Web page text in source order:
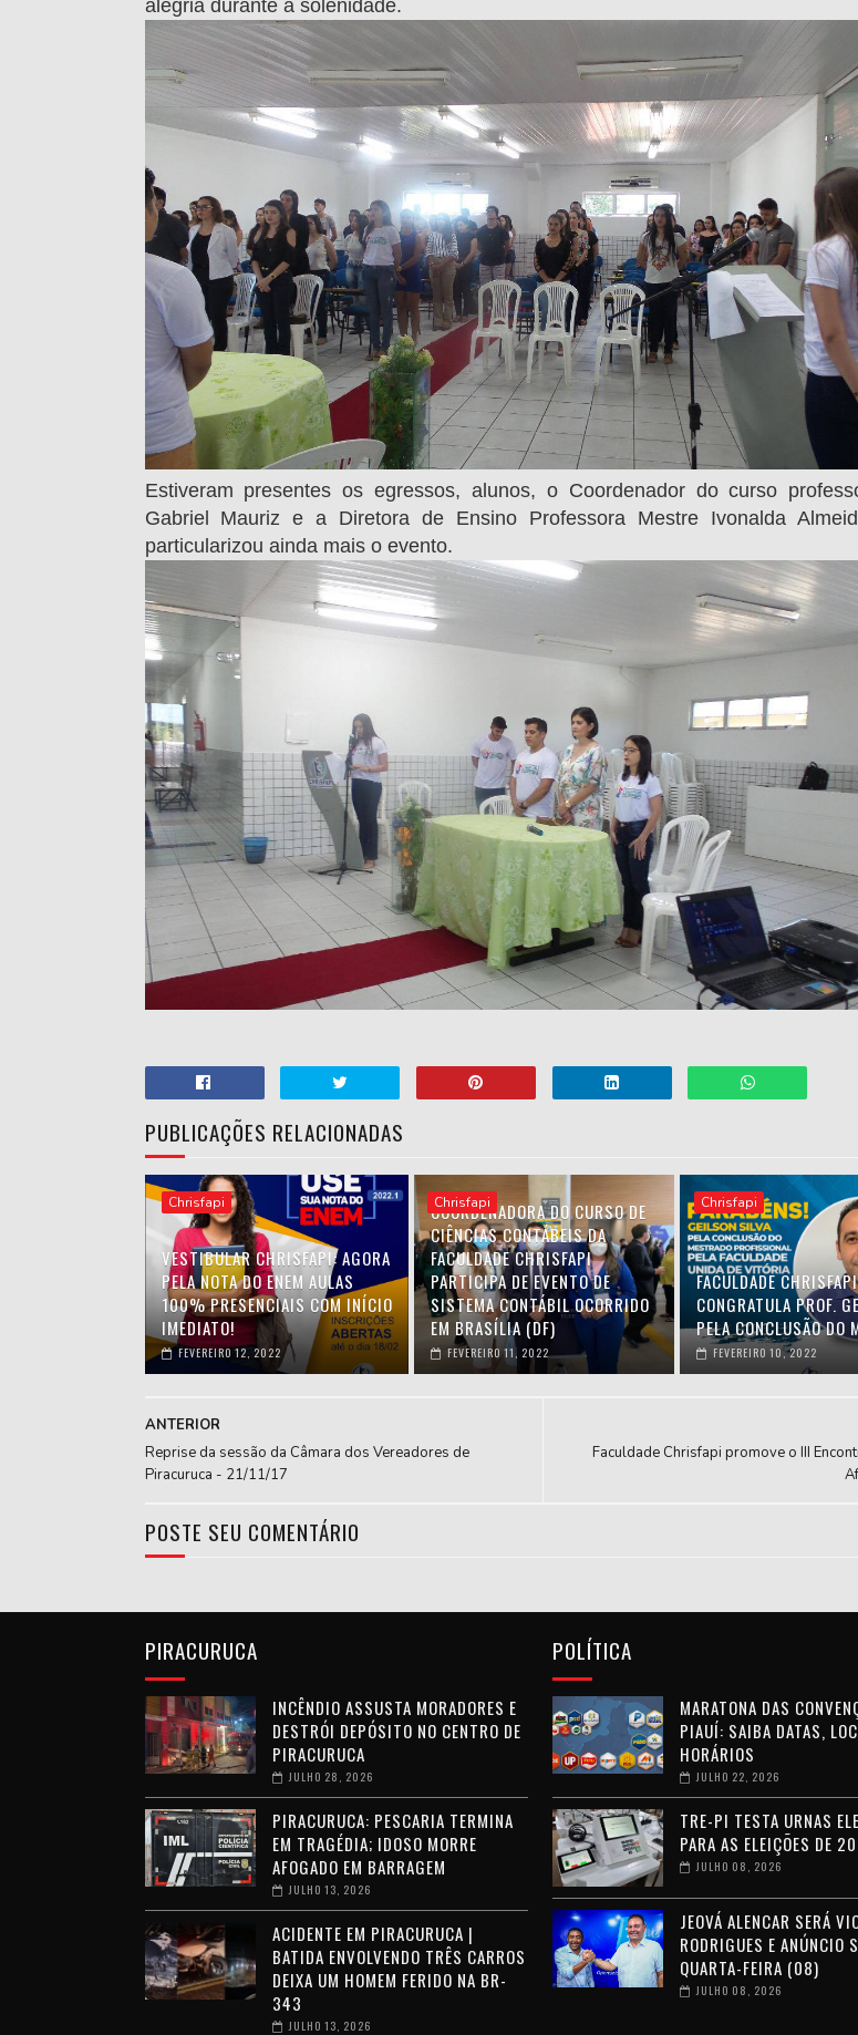
alegria durante a solenidade.
Estiveram presentes os egressos, alunos, o Coordenador do curso
Gabriel Mauriz e a Diretora de Ensino Professora Mestre Ivonalda
particularizou ainda mais o evento.
PUBLICAÇÕES RELACIONADAS
Chrisfapi
VESTIBULAR CHRISFAPI: AGORA
PELA NOTA DO ENEM AULAS
100% PRESENCIAIS COM INÍCIO
IMEDIATO!
FEVEREIRO 12, 2022
Chrisfapi
COORDENADORA DO CURSO DE
CIÊNCIAS CONTÁBEIS DA
FACULDADE CHRISFAPI
PARTICIPA DE EVENTO DE
SISTEMA CONTÁBIL OCORRIDO
EM BRASÍLIA (DF)
FEVEREIRO 11, 2022
Chrisfapi
FACULDADE CHRISFAPI
CONGRATULA PROF.
PELA CONCLUSÃO DO
FEVEREIRO 10, 2022
Faculdade Chrisfapi promove o III
ANTERIOR
Reprise da sessão da Câmara dos Vereadores de
Piracuruca - 21/11/17
POSTE SEU COMENTÁRIO
PIRACURUCA
INCÊNDIO ASSUSTA MORADORES E
DESTRÓI DEPÓSITO NO CENTRO DE
PIRACURUCA
JULHO 28, 2026
PIRACURUCA: PESCARIA TERMINA
EM TRAGÉDIA; IDOSO MORRE
AFOGADO EM BARRAGEM
JULHO 13, 2026
ACIDENTE EM PIRACURUCA |
BATIDA ENVOLVENDO TRÊS CARROS
DEIXA UM HOMEM FERIDO NA BR-
343
JULHO 13, 2026
POLÍTICA
MARATONA DAS
PIAUÍ: SAIBA DATAS,
HORÁRIOS
JULHO 22, 2026
TRE-PI TESTA URNAS
PARA AS ELEIÇÕES DE
JULHO 08, 2026
JEOVÁ ALENCAR SERÁ
RODRIGUES E ANÚNCIO
QUARTA-FEIRA (08)
JULHO 08, 2026